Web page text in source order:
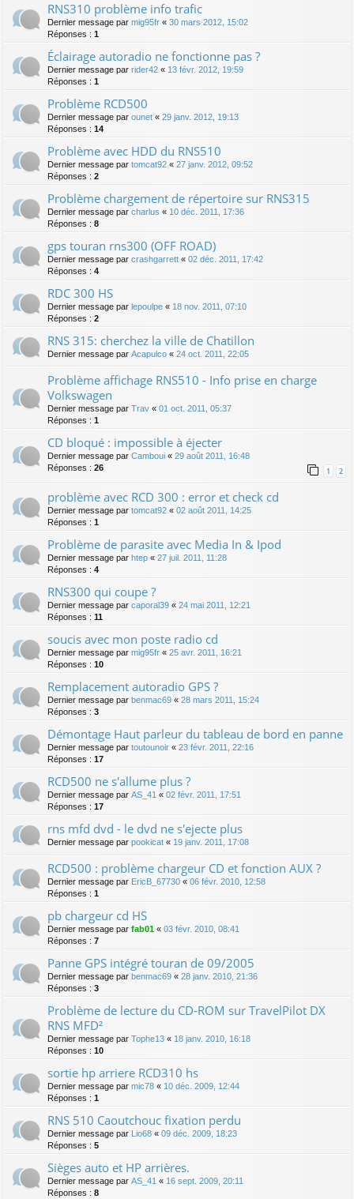
RNS310 problème info trafic
Dernier message par mig95fr « 30 mars 2012, 15:02
Réponses : 1
Éclairage autoradio ne fonctionne pas ?
Dernier message par rider42 « 13 févr. 2012, 19:59
Réponses : 1
Problème RCD500
Dernier message par ounet « 29 janv. 2012, 19:13
Réponses : 14
Problème avec HDD du RNS510
Dernier message par tomcat92 « 27 janv. 2012, 09:52
Réponses : 2
Problème chargement de répertoire sur RNS315
Dernier message par charlus « 10 déc. 2011, 17:36
Réponses : 8
gps touran rns300 (OFF ROAD)
Dernier message par crashgarrett « 02 déc. 2011, 17:42
Réponses : 4
RDC 300 HS
Dernier message par lepoulpe « 18 nov. 2011, 07:10
Réponses : 2
RNS 315: cherchez la ville de Chatillon
Dernier message par Acapulco « 24 oct. 2011, 22:05
Problème affichage RNS510 - Info prise en charge
Volkswagen
Dernier message par Trav « 01 oct. 2011, 05:37
Réponses : 1
CD bloqué : impossible à éjecter
Dernier message par Camboui « 29 août 2011, 16:48
Réponses : 26 1 2
problème avec RCD 300 : error et check cd
Dernier message par tomcat92 « 02 août 2011, 14:25
Réponses : 1
Problème de parasite avec Media In & Ipod
Dernier message par htep « 27 juil. 2011, 11:28
Réponses : 4
RNS300 qui coupe ?
Dernier message par caporal39 « 24 mai 2011, 12:21
Réponses : 11
soucis avec mon poste radio cd
Dernier message par mig95fr « 25 avr. 2011, 16:21
Réponses : 10
Remplacement autoradio GPS ?
Dernier message par benmac69 « 28 mars 2011, 15:24
Réponses : 3
Démontage Haut parleur du tableau de bord en panne
Dernier message par toutounoir « 23 févr. 2011, 22:16
Réponses : 17
RCD500 ne s'allume plus ?
Dernier message par AS_41 « 02 févr. 2011, 17:51
Réponses : 17
rns mfd dvd - le dvd ne s'ejecte plus
Dernier message par pookicat « 19 janv. 2011, 17:08
RCD500 : problème chargeur CD et fonction AUX ?
Dernier message par EricB_67730 « 06 févr. 2010, 12:58
Réponses : 1
pb chargeur cd HS
Dernier message par fab01 « 03 févr. 2010, 08:41
Réponses : 7
Panne GPS intégré touran de 09/2005
Dernier message par benmac69 « 28 janv. 2010, 21:36
Réponses : 3
Problème de lecture du CD-ROM sur TravelPilot DX
RNS MFD²
Dernier message par Tophe13 « 18 janv. 2010, 16:18
Réponses : 10
sortie hp arriere RCD310 hs
Dernier message par mic78 « 10 déc. 2009, 12:44
Réponses : 1
RNS 510 Caoutchouc fixation perdu
Dernier message par Lio68 « 09 déc. 2009, 18:23
Réponses : 5
Sièges auto et HP arrières.
Dernier message par AS_41 « 16 sept. 2009, 20:11
Réponses : 8